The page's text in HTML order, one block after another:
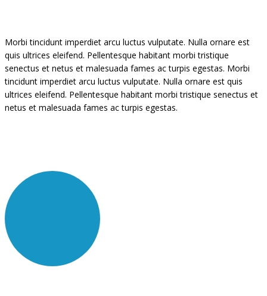
Morbi tincidunt imperdiet arcu luctus vulputate. Nulla ornare est
quis ultrices eleifend. Pellentesque habitant morbi tristique
senectus et netus et malesuada fames ac turpis egestas. Morbi
tincidunt imperdiet arcu luctus vulputate. Nulla ornare est quis
ultrices eleifend. Pellentesque habitant morbi tristique senectus et
netus et malesuada fames ac turpis egestas.